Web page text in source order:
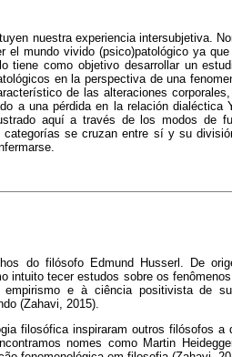
nuestra experiencia intersubjetiva.
el mundo vivido (psico)patológico ya
tiene como objetivo desarrollar un
en la perspectiva de una
de las alteraciones
a una pérdida en la relación dialéctica
aquí a través de los modos de
se cruzan entre sí y su
do filósofo Edmund Husserl. De
intuito tecer estudos sobre os
e à ciência positivista de
(Zahavi, 2015).
filosófica inspiraram outros filósofos a
nomes como Martin